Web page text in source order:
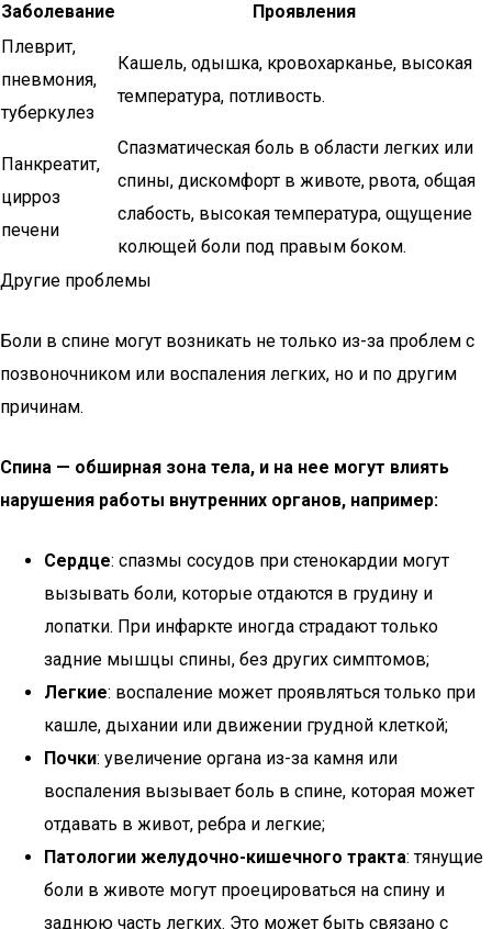
Заболевание
Проявления
Плеврит,
пневмония,
туберкулез
Кашель, одышка, кровохарканье, высокая
температура, потливость.
Панкреатит,
цирроз
печени
Спазматическая боль в области легких или
спины, дискомфорт в животе, рвота, общая
слабость, высокая температура, ощущение
колющей боли под правым боком.
Другие проблемы
Боли в спине могут возникать не только из-за проблем с
позвоночником или воспаления легких, но и по другим
причинам.
Спина — обширная зона тела, и на нее могут влиять
нарушения работы внутренних органов, например:
Сердце: спазмы сосудов при стенокардии могут
вызывать боли, которые отдаются в грудину и
лопатки. При инфаркте иногда страдают только
задние мышцы спины, без других симптомов;
Легкие: воспаление может проявляться только при
кашле, дыхании или движении грудной клеткой;
Почки: увеличение органа из-за камня или
воспаления вызывает боль в спине, которая может
отдавать в живот, ребра и легкие;
Патологии желудочно-кишечного тракта: тянущие
боли в животе могут проецироваться на спину и
заднюю часть легких. Это может быть связано с